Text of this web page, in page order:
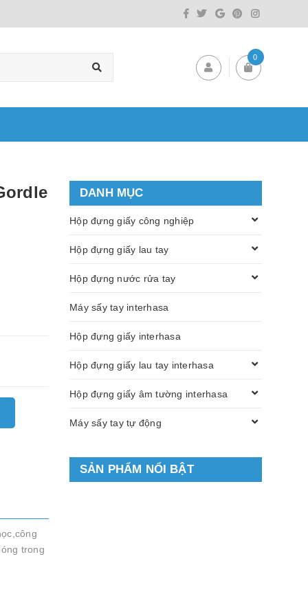
0
trong
DANH MỤC
Hộp đựng giấy công nghiệp
Hộp đựng giấy lau tay
Hộp đựng nước rửa tay
Máy sấy tay interhasa
Hộp đựng giấy interhasa
Hộp đựng giấy lau tay interhasa
Hộp đựng giấy âm tường interhasa
Máy sấy tay tự động
SẢN PHẨM NỔI BẬT